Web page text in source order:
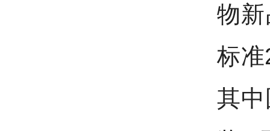
物
标
其